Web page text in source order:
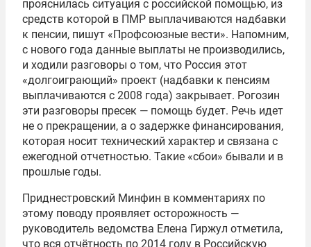
прояснилась ситуация с российской помощью, из
средств которой в ПМР выплачиваются надбавки
к пенсии, пишут «Профсоюзные вести». Напомним,
с нового года данные выплаты не производились,
и ходили разговоры о том, что Россия этот
«долгоиграющий» проект (надбавки к пенсиям
выплачиваются с 2008 года) закрывает. Рогозин
эти разговоры пресек — помощь будет. Речь идет
не о прекращении, а о задержке финансирования,
которая носит технический характер и связана с
ежегодной отчетностью. Такие «сбои» бывали и в
прошлые годы.
Приднестровский Минфин в комментариях по
этому поводу проявляет осторожность —
руководитель ведомства Елена Гиржул отметила,
что вся отчётность по 2014 году в Российскую